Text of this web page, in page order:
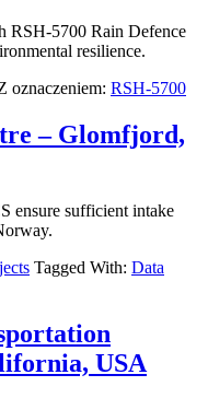
RSH-5700 Rain Defence
resilience.
oznaczeniem: RSH-5700
– Glomfjord,
ensure sufficient intake
Tagged With: Data
USA